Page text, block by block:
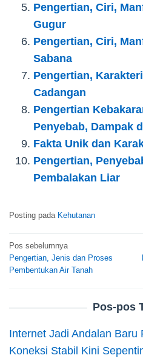
Pengertian, Ciri,
Gugur
Pengertian, Ciri,
Sabana
Pengertian,
Cadangan
Pengertian
Penyebab, Dampak
Fakta Unik dan
Pengertian,
Pembalakan Liar
Posting pada Kehutanan
Navigasi
pos
Pos sebelumnya
Pengertian, Jenis dan Proses
Pembentukan Air Tanah
Pos-pos
Internet Jadi Andalan Baru
Koneksi Stabil Kini